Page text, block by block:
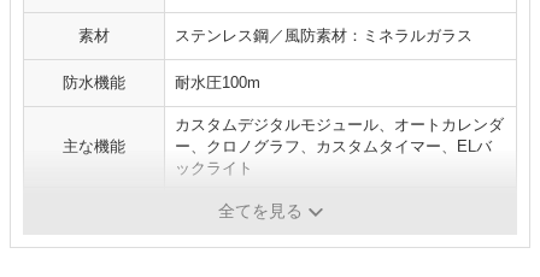
素材 ステンレス鋼／風防素材：ミネラルガラス
防水機能 耐水圧100m
主な機能
カスタムデジタルモジュール、オートカレンダ
ー、クロノグラフ、カスタムタイマー、ELバ
ックライト
全てを見る